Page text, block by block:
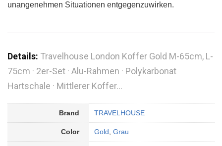
unangenehmen Situationen entgegenzuwirken.
Details: Travelhouse London Koffer Gold M-65cm, L-
75cm · 2er-Set · Alu-Rahmen · Polykarbonat
Hartschale · Mittlerer Koffer…
Brand TRAVELHOUSE
Color Gold Grau